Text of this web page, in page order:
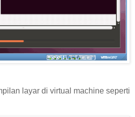
layar di virtual machine seperti